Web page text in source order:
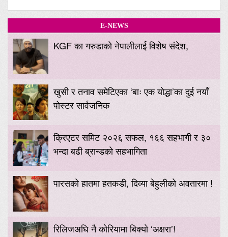
E-NEWS
KGF का गरुडाको नेपालीलाई विशेष संदेश,
खुसी र तनाव समेटिएका ‘बाः एक योद्धा’का दुई नयाँ
पोस्टर सार्वजनिक
क्रिएटर समिट २०२६ सफल, १६६ सहभागी र ३०
भन्दा बढी ब्रान्डको सहभागिता
पारसको हातमा हतकडी, दिव्या बेहुलीको अवतारमा !
रिलिजअघि नै कोरियामा बिक्यो ‘अक्षरा’!